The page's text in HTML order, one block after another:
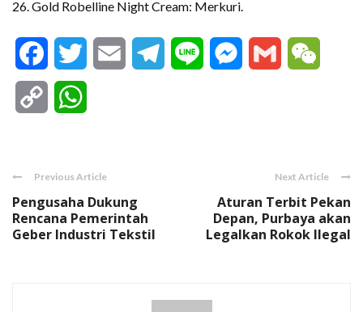
26. Gold Robelline Night Cream: Merkuri.
FacebookTwitter Email Telegram
Line Messenger
Gmail
Copy
Previous Article
Pengusaha Dukung
Rencana Pemerintah
Geber Industri Tekstil
Next Article
Aturan Terbit Pekan
Depan, Purbaya akan
Legalkan Rokok Ilegal